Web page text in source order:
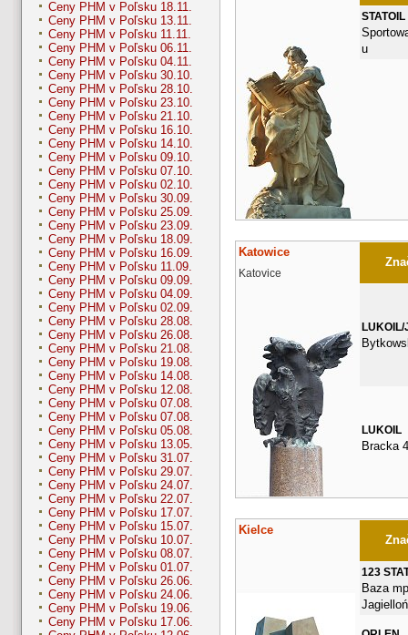
Ceny PHM v Poľsku 18.11.
Ceny PHM v Poľsku 13.11.
Ceny PHM v Poľsku 11.11.
Ceny PHM v Poľsku 06.11.
Ceny PHM v Poľsku 04.11.
Ceny PHM v Poľsku 30.10.
Ceny PHM v Poľsku 28.10.
Ceny PHM v Poľsku 23.10.
Ceny PHM v Poľsku 21.10.
Ceny PHM v Poľsku 16.10.
Ceny PHM v Poľsku 14.10.
Ceny PHM v Poľsku 09.10.
Ceny PHM v Poľsku 07.10.
Ceny PHM v Poľsku 02.10.
Ceny PHM v Poľsku 30.09.
Ceny PHM v Poľsku 25.09.
Ceny PHM v Poľsku 23.09.
Ceny PHM v Poľsku 18.09.
Ceny PHM v Poľsku 16.09.
Ceny PHM v Poľsku 11.09.
Ceny PHM v Poľsku 09.09.
Ceny PHM v Poľsku 04.09.
Ceny PHM v Poľsku 02.09.
Ceny PHM v Poľsku 28.08.
Ceny PHM v Poľsku 26.08.
Ceny PHM v Poľsku 21.08.
Ceny PHM v Poľsku 19.08.
Ceny PHM v Poľsku 14.08.
Ceny PHM v Poľsku 12.08.
Ceny PHM v Poľsku 07.08.
Ceny PHM v Poľsku 07.08.
Ceny PHM v Poľsku 05.08.
Ceny PHM v Poľsku 13.05.
Ceny PHM v Poľsku 31.07.
Ceny PHM v Poľsku 29.07.
Ceny PHM v Poľsku 24.07.
Ceny PHM v Poľsku 22.07.
Ceny PHM v Poľsku 17.07.
Ceny PHM v Poľsku 15.07.
Ceny PHM v Poľsku 10.07.
Ceny PHM v Poľsku 08.07.
Ceny PHM v Poľsku 01.07.
Ceny PHM v Poľsku 26.06.
Ceny PHM v Poľsku 24.06.
Ceny PHM v Poľsku 19.06.
Ceny PHM v Poľsku 17.06.
STATOIL
u
Katowice
Katovice
LUKOIL/
LUKOIL
Bracka 4
Kielce
123
Baza